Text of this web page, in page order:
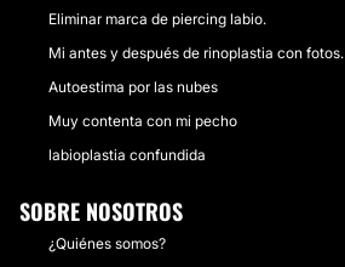
Eliminar marca de piercing labio.
Mi antes y después de rinoplastia con fotos.
Autoestima por las nubes
Muy contenta con mi pecho
labioplastia confundida
SOBRE NOSOTROS
¿Quiénes somos?